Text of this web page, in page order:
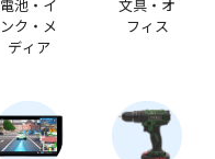
電池・イ
ンク・メ
ディア
文具・オ
フィス